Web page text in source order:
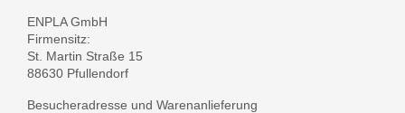
ENPLA GmbH
Firmensitz:
St. Martin Straße 15
88630 Pfullendorf
Besucheradresse und Warenanlieferung